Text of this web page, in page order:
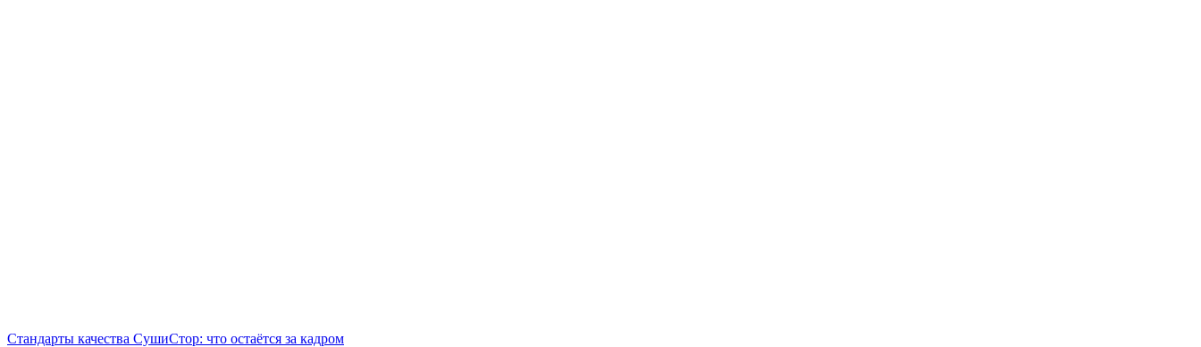
Стандарты качества СушиСтор: что остаётся за кадром